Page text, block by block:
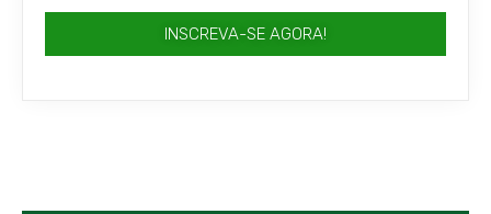
INSCREVA-SE AGORA!